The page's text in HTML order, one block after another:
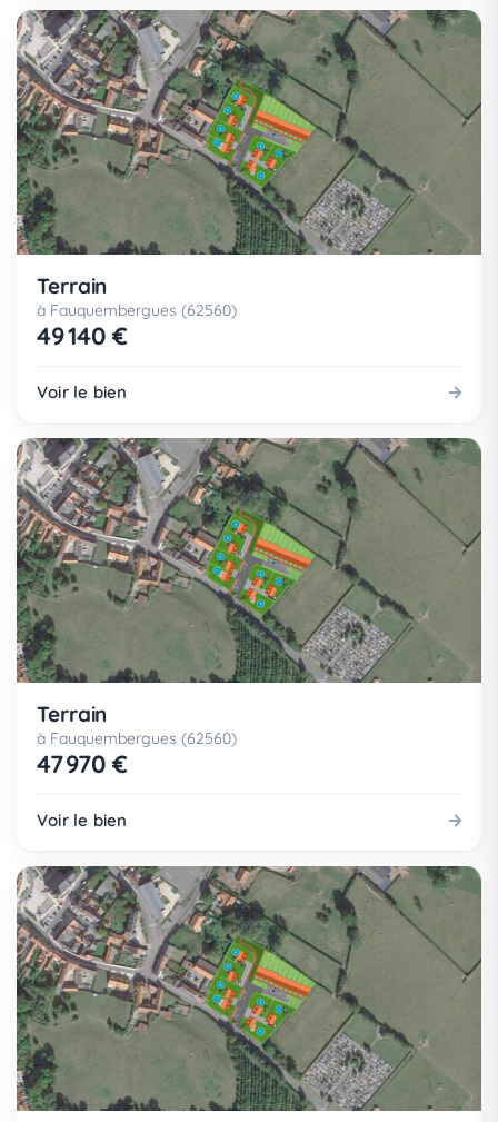
Terrain
à Fauquembergues (62560)
49 140 €
Voir le bien
Terrain
à Fauquembergues (62560)
47 970 €
Voir le bien